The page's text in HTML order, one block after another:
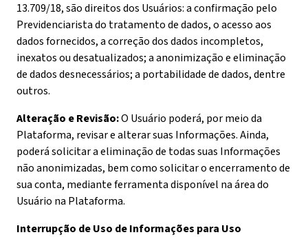
13.709/18, são direitos dos Usuários: a confirmação pelo
Previdenciarista do tratamento de dados, o acesso aos
dados fornecidos, a correção dos dados incompletos,
inexatos ou desatualizados; a anonimização e eliminação
de dados desnecessários; a portabilidade de dados, dentre
outros.
Alteração e Revisão:O Usuário poderá, por meio da
Plataforma, revisar e alterar suas Informações. Ainda,
poderá solicitar a eliminação de todas suas Informações
não anonimizadas, bem como solicitar o encerramento de
sua conta, mediante ferramenta disponível na área do
Usuário na Plataforma.
Interrupção de Uso de Informações para Uso